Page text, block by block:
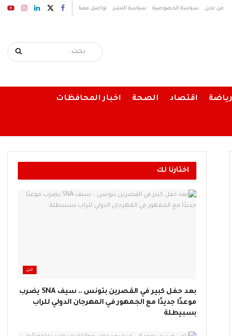
من نحن سياسة الخصوصية سياسة النشر تواصل معنا
رياضة اقتصاد الصحة اخبار المحافظات
اختارنا لك
فن
بعد حفل كبير في القصرين بتونس .. سيف SNA يضرب
موعدًا جديدًا مع الجمهور في المهرجان الدولي للراب
بسبيطلة